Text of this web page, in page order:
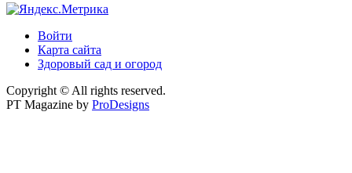
Войти
Карта сайта
Здоровый сад и огород
Copyright © All rights reserved.
PT Magazine by ProDesigns